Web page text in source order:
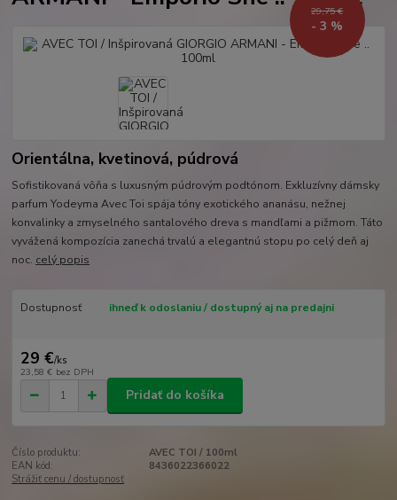
29,75 €
- 3 %
Orientálna, kvetinová, púdrová
Sofistikovaná vôňa s luxusným púdrovým podtónom. Exkluzívny dámsky
parfum Yodeyma Avec Toi spája tóny exotického ananásu, nežnej
konvalinky a zmyselného santalového dreva s mandľami a pižmom. Táto
vyvážená kompozícia zanechá trvalú a elegantnú stopu po celý deň aj
noc. celý popis
Dostupnosť ihneď k odoslaniu / dostupný aj na predajni
29 €/ks
23,58 € bez DPH
Pridať do košíka
Číslo produktu:
AVEC TOI / 100ml
EAN kód:
8436022366022
Strážiť cenu / dostupnosť